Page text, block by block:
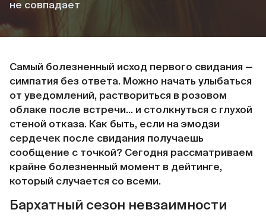
не совпадает
Самый болезненный исход первого свидания —
симпатия без ответа. Можно начать улыбаться
от уведомлений, раствориться в розовом
облаке после встречи… и столкнуться с глухой
стеной отказа. Как быть, если на эмодзи
сердечек после свидания получаешь
сообщение с точкой? Сегодня рассматриваем
крайне болезненный момент в дейтинге,
который случается со всеми.
Бархатный сезон невзаимности